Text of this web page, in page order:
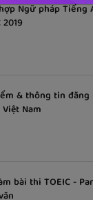
Ngữ pháp Tiếng
& thông tin đăng
Nam
bài thi TOEIC -